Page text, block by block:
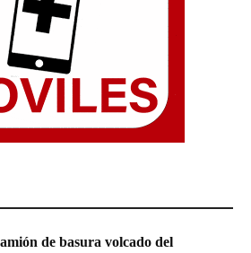
de basura volcado del